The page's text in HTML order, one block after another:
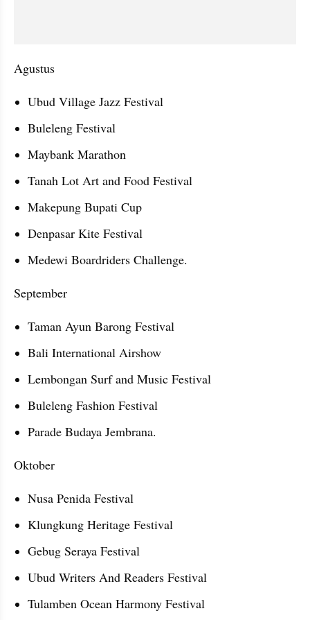
Agustus
Ubud Village Jazz Festival
Buleleng Festival
Maybank Marathon
Tanah Lot Art and Food Festival
Makepung Bupati Cup
Denpasar Kite Festival
Medewi Boardriders Challenge.
September
Taman Ayun Barong Festival
Bali International Airshow
Lembongan Surf and Music Festival
Buleleng Fashion Festival
Parade Budaya Jembrana.
Oktober
Nusa Penida Festival
Klungkung Heritage Festival
Gebug Seraya Festival
Ubud Writers And Readers Festival
Tulamben Ocean Harmony Festival